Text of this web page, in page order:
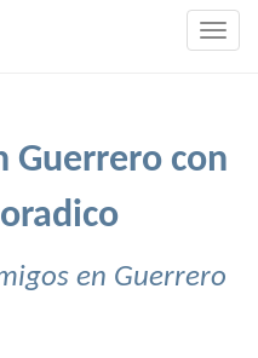
Guerrero con
en Guerrero